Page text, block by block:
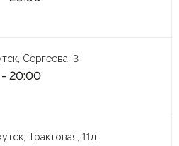
Сергеева, 3
20:00
Трактовая, 11д